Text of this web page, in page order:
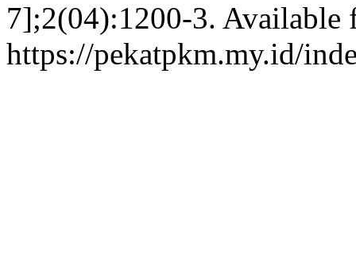
7];2(04):1200-3. Available
https://pekatpkm.my.id/